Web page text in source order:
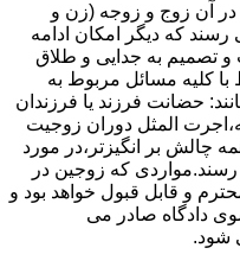
آن زوج و زوجه (زن و
رسند که دیگر امکان ادامه
تصمیم به جدایی و طلاق
با کلیه مسائل مربوط به
حضانت فرزند یا فرزندان
المثل دوران زوجیت
چالش بر انگیزتر،در مورد
رسند.مواردی که زوجین در
و قابل قبول خواهد بود و
دادگاه صادر می
شود.